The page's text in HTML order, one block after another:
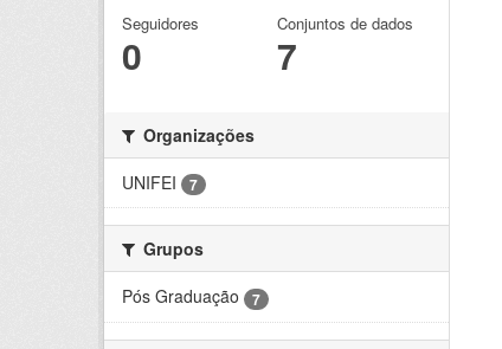
Seguidores
0
Conjuntos de dados
7
Organizações
UNIFEI
7
Grupos
Pós Graduação
7